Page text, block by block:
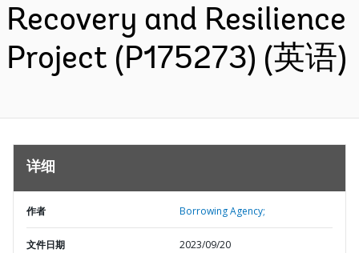
Recovery and Resilience
Project (P175273) (英语)
详细
作者 Borrowing Agency;
文件日期 2023/09/20